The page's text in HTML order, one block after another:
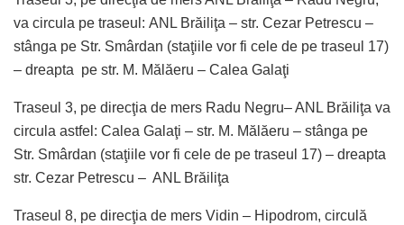
va circula pe traseul: ANL Brăiliţa – str. Cezar Petrescu –
stânga pe Str. Smârdan (staţiile vor fi cele de pe traseul 17)
– dreapta pe str. M. Mălăeru – Calea Galaţi
Traseul 3, pe direcţia de mers Radu Negru– ANL Brăiliţa va
circula astfel: Calea Galaţi – str. M. Mălăeru – stânga pe
Str. Smârdan (staţiile vor fi cele de pe traseul 17) – dreapta
str. Cezar Petrescu – ANL Brăiliţa
Traseul 8, pe direcţia de mers Vidin – Hipodrom, circulă